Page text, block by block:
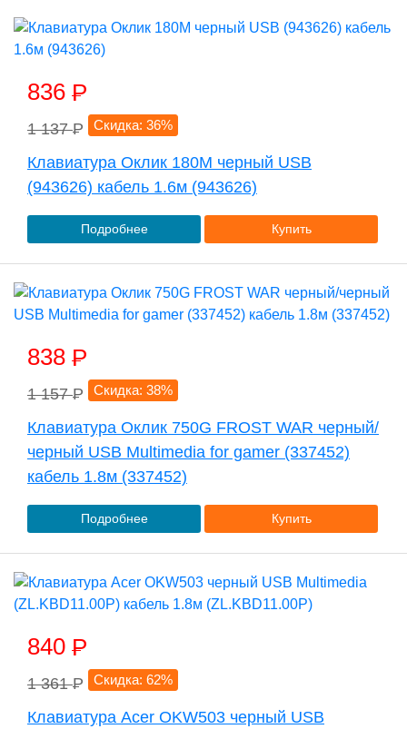
836 P
1 137P Скидка: 36%
Клавиатура Оклик 180M черный USB
(943626) кабель 1.6м (943626)
Подробнее Купить
838 P
1 157P Скидка: 38%
Клавиатура Оклик 750G FROST WAR черный/
черный USB Multimedia for gamer (337452)
кабель 1.8м (337452)
Подробнее Купить
840 P
1 361P Скидка: 62%
Клавиатура Acer OKW503 черный USB